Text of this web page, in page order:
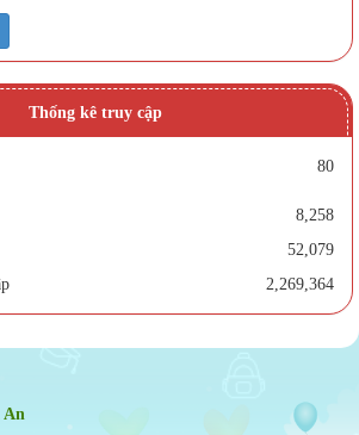
Thống kê truy cập
80
8,258
52,079
2,269,364
An